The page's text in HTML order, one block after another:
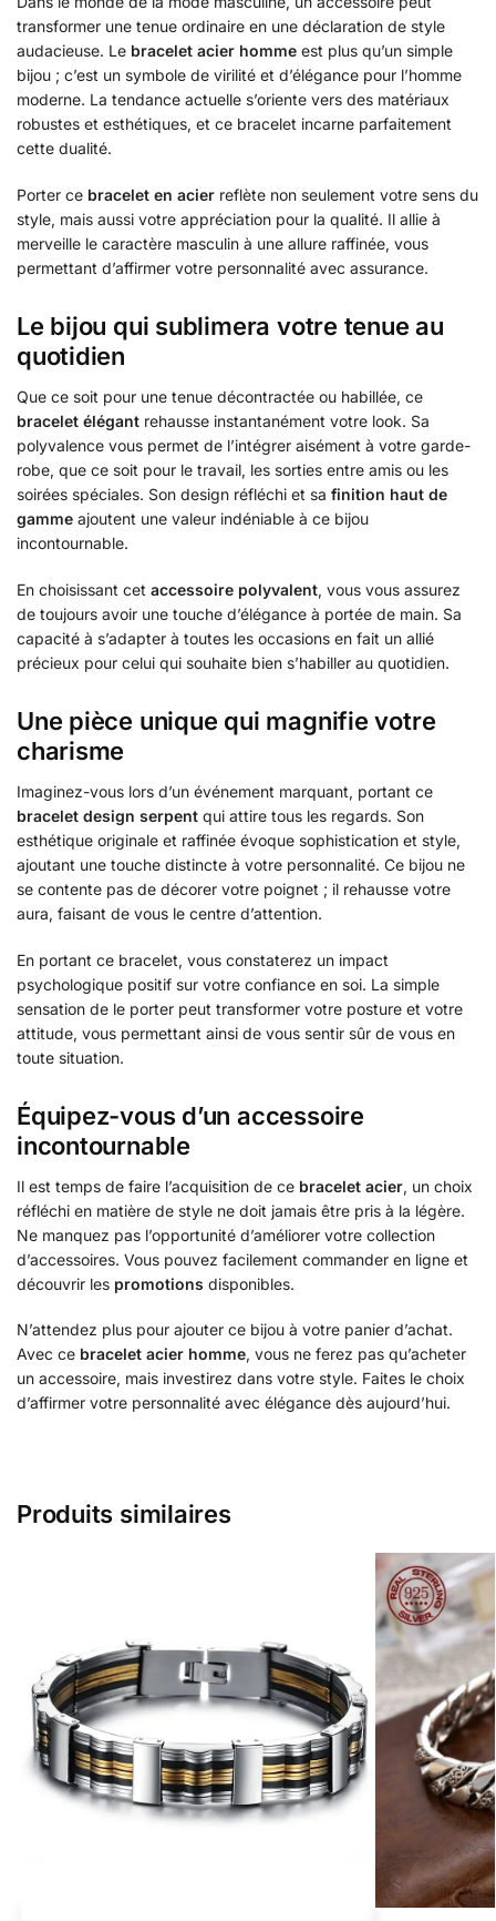
transformer une tenue ordinaire en une déclaration de style
audacieuse. Le bracelet acier homme est plus qu’un simple
bijou ; c’est un symbole de virilité et d’élégance pour l’homme
moderne. La tendance actuelle s’oriente vers des matériaux
robustes et esthétiques, et ce bracelet incarne parfaitement
cette dualité.
Porter ce bracelet en acier reflète non seulement votre sens du
style, mais aussi votre appréciation pour la qualité. Il allie à
merveille le caractère masculin à une allure raffinée, vous
permettant d’affirmer votre personnalité avec assurance.
Le bijou qui sublimera votre tenue au
quotidien
Que ce soit pour une tenue décontractée ou habillée, ce
bracelet élégant rehausse instantanément votre look. Sa
polyvalence vous permet de l’intégrer aisément à votre garde-
robe, que ce soit pour le travail, les sorties entre amis ou les
soirées spéciales. Son design réfléchi et sa finition haut de
gamme ajoutent une valeur indéniable à ce bijou
incontournable.
En choisissant cet accessoire polyvalent, vous vous assurez
de toujours avoir une touche d’élégance à portée de main. Sa
capacité à s’adapter à toutes les occasions en fait un allié
précieux pour celui qui souhaite bien s’habiller au quotidien.
Une pièce unique qui magnifie votre
charisme
Imaginez-vous lors d’un événement marquant, portant ce
bracelet design serpent qui attire tous les regards. Son
esthétique originale et raffinée évoque sophistication et style,
ajoutant une touche distincte à votre personnalité. Ce bijou ne
se contente pas de décorer votre poignet ; il rehausse votre
aura, faisant de vous le centre d’attention.
En portant ce bracelet, vous constaterez un impact
psychologique positif sur votre confiance en soi. La simple
sensation de le porter peut transformer votre posture et votre
attitude, vous permettant ainsi de vous sentir sûr de vous en
toute situation.
Équipez-vous d’un accessoire
incontournable
Il est temps de faire l’acquisition de ce bracelet acier, un choix
réfléchi en matière de style ne doit jamais être pris à la légère.
Ne manquez pas l’opportunité d’améliorer votre collection
d’accessoires. Vous pouvez facilement commander en ligne et
découvrir les promotions disponibles.
N’attendez plus pour ajouter ce bijou à votre panier d’achat.
Avec ce bracelet acier homme, vous ne ferez pas qu’acheter
un accessoire, mais investirez dans votre style. Faites le choix
d’affirmer votre personnalité avec élégance dès aujourd’hui.
Produits similaires